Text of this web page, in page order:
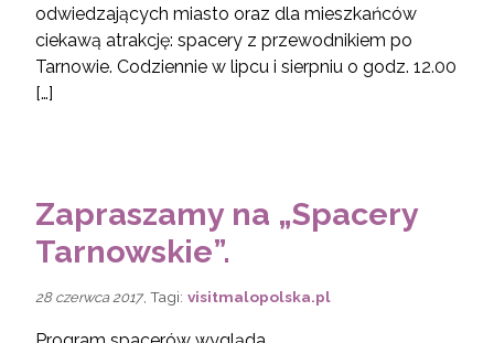
odwiedzających miasto oraz dla mieszkańców
ciekawą atrakcję: spacery z przewodnikiem po
Tarnowie. Codziennie w lipcu i sierpniu o godz. 12.00
[…]
Zapraszamy na „Spacery
Tarnowskie”.
28 czerwca 2017, Tagi: visitmalopolska.pl